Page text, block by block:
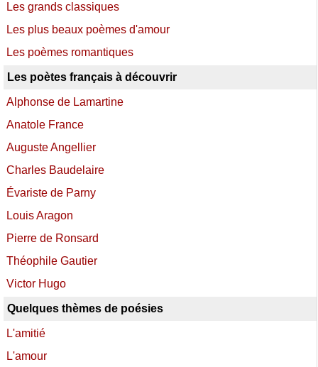
Les grands classiques
Les plus beaux poèmes d'amour
Les poèmes romantiques
Les poètes français à découvrir
Alphonse de Lamartine
Anatole France
Auguste Angellier
Charles Baudelaire
Évariste de Parny
Louis Aragon
Pierre de Ronsard
Théophile Gautier
Victor Hugo
Quelques thèmes de poésies
L'amitié
L'amour